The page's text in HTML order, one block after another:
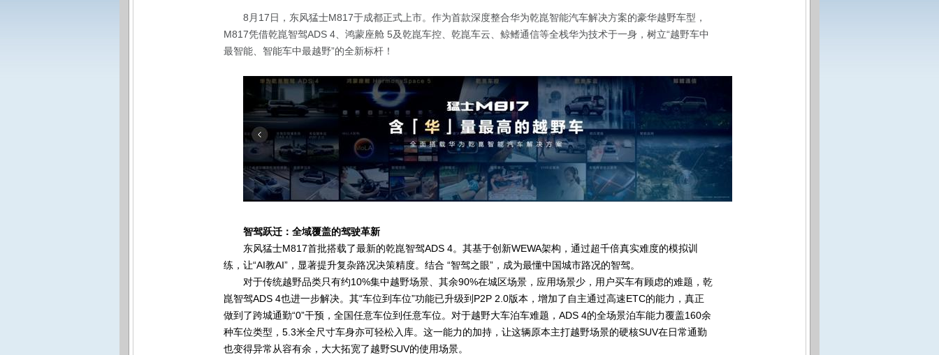
8 月17日，东风猛士M817于成都正式上市。作为首款深度整合华为乾崑智能汽车解决方案的豪华越野车型，
M817凭借乾崑智驾ADS 4、鸿蒙座舱 5及乾崑车控、乾崑车云、鲸鳍通信等全栈华为技术于一身，树立“越野车中
最智能、智能车中最越野”的全新标杆！
智驾跃迁：全域覆盖的驾驶革新
东风猛士M817首批搭载了最新的乾崑智驾ADS 4。其基于创新WEWA架构，通过超千倍真实难度的模拟训
练，让“AI教AI”，显著提升复杂路况决策精度。结合 “智驾之眼”，成为最懂中国城市路况的智驾。
对于传统越野品类只有约10%集中越野场景、其余90%在城区场景，应用场景少，用户买车有顾虑的难题，乾
崑智驾ADS 4也进一步解决。其“车位到车位”功能已升级到P2P 2.0版本，增加了自主通过高速ETC的能力，真正
做到了跨城通勤“0”干预，全国任意车位到任意车位。对于越野大车泊车难题，ADS 4的全场景泊车能力覆盖160余
种车位类型，5.3米全尺寸车身亦可轻松入库。这一能力的加持，让这辆原本主打越野场景的硬核SUV在日常通勤
也变得异常从容有余，大大拓宽了越野SUV的使用场景。